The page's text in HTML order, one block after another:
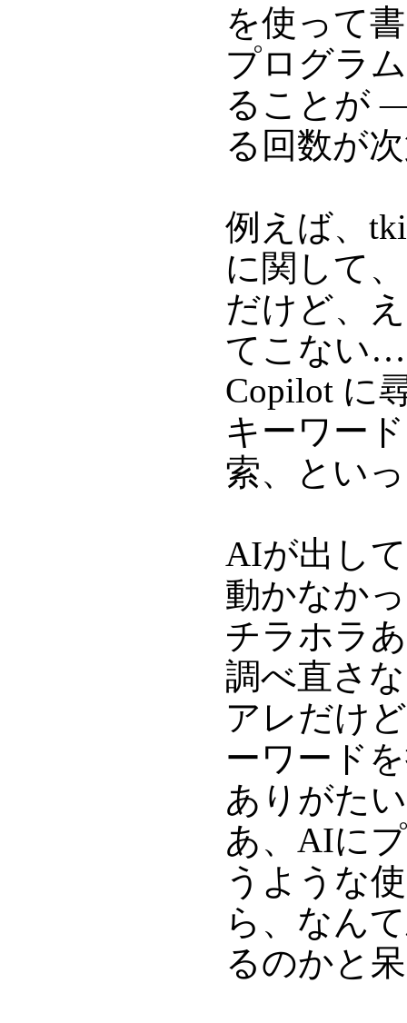
を使って
プログラ
ることが
る回数が
例えば、
に関して
だけど、
てこない…
Copilot に
キーワー
索、とい
AIが出し
動かなか
チラホラ
調べ直さ
アレだけ
ーワード
ありがた
あ、AIに
うような
ら、なん
るのかと